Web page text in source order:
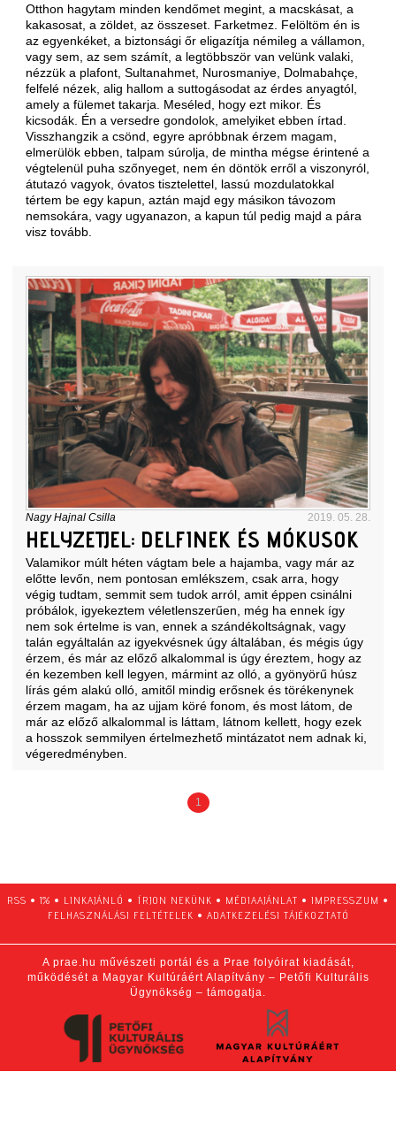
Otthon hagytam minden kendőmet megint, a macskásat, a
kakasosat, a zöldet, az összeset. Farketmez. Felöltöm én is
az egyenkéket, a biztonsági őr eligazítja némileg a vállamon,
vagy sem, az sem számít, a legtöbbször van velünk valaki,
nézzük a plafont, Sultanahmet, Nurosmaniye, Dolmabahçe,
felfelé nézek, alig hallom a suttogásodat az érdes anyagtól,
amely a fülemet takarja. Meséled, hogy ezt mikor. És
kicsodák. Én a versedre gondolok, amelyiket ebben írtad.
Visszhangzik a csönd, egyre apróbbnak érzem magam,
elmerülök ebben, talpam súrolja, de mintha mégse érintené a
végtelenül puha szőnyeget, nem én döntök erről a viszonyról,
átutazó vagyok, óvatos tisztelettel, lassú mozdulatokkal
tértem be egy kapun, aztán majd egy másikon távozom
nemsokára, vagy ugyanazon, a kapun túl pedig majd a pára
visz tovább.
Nagy Hajnal Csilla 2019. 05. 28.
HELYZETJEL: DELFINEK ÉS MÓKUSOK
Valamikor múlt héten vágtam bele a hajamba, vagy már az
előtte levőn, nem pontosan emlékszem, csak arra, hogy
végig tudtam, semmit sem tudok arról, amit éppen csinálni
próbálok, igyekeztem véletlenszerűen, még ha ennek így
nem sok értelme is van, ennek a szándékoltságnak, vagy
talán egyáltalán az igyekvésnek úgy általában, és mégis úgy
érzem, és már az előző alkalommal is úgy éreztem, hogy az
én kezemben kell legyen, mármint az olló, a gyönyörű húsz
lírás gém alakú olló, amitől mindig erősnek és törékenynek
érzem magam, ha az ujjam köré fonom, és most látom, de
már az előző alkalommal is láttam, látnom kellett, hogy ezek
a hosszok semmilyen értelmezhető mintázatot nem adnak ki,
végeredményben.
1
RSS • 1% • LINKAJÁNLÓ • ÍRJON NEKÜNK • MÉDIAAJÁNLAT • IMPRESSZUM •
FELHASZNÁLÁSI FELTÉTELEK • ADATKEZELÉSI TÁJÉKOZTATÓ
A prae.hu művészeti portál és a Prae folyóirat kiadását,
működését a Magyar Kultúráért Alapítvány – Petőfi Kulturális
Ügynökség – támogatja.